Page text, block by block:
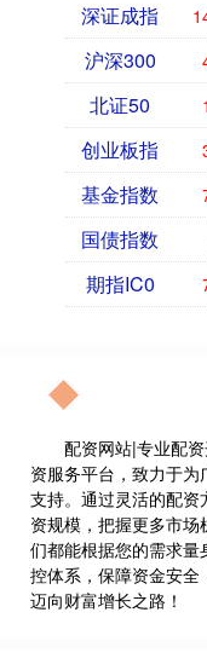
深证成指
沪深300
北证50
创业板指
基金指数
国债指数
期指IC0
配资网站|专业配
资服务平台，致力于
支持。通过灵活的配
资规模，把握更多市
们都能根据您的需求
控体系，保障资金安
迈向财富增长之路！